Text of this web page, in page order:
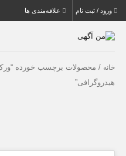
ورود / ثبت نام علاقه‌مندی ها
خانه / محصولات برچسب خورده
هیدروگرافی”